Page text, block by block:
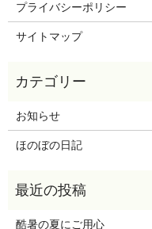
プライバシーポリシー
サイトマップ
お知らせ
ほのぼの日記
酷暑の夏にご用心